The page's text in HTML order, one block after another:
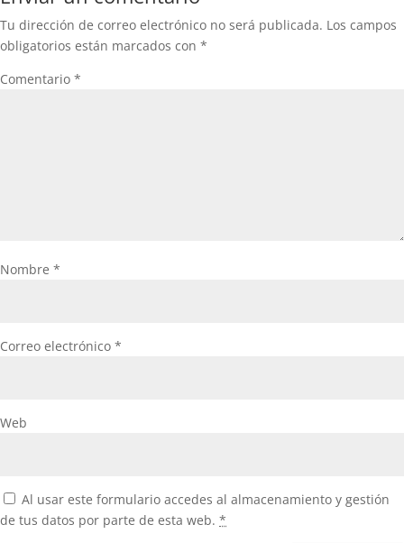
Tu dirección de correo electrónico no será publicada. Los campos
obligatorios están marcados con *
Comentario *
Nombre *
Correo electrónico *
Web
Al usar este formulario accedes al almacenamiento y gestión
de tus datos por parte de esta web. *